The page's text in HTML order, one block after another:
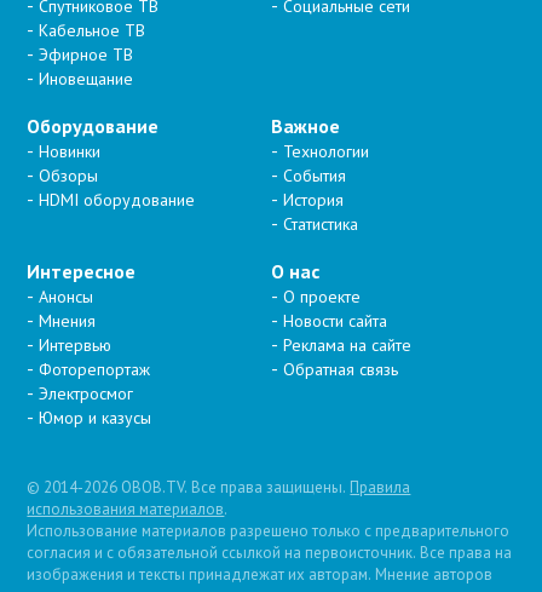
Спутниковое ТВ
Кабельное ТВ
Эфирное ТВ
Иновещание
Социальные сети
Оборудование
Новинки
Обзоры
HDMI оборудование
Важное
Технологии
События
История
Статистика
Интересное
Анонсы
Мнения
Интервью
Фоторепортаж
Электросмог
Юмор и казусы
О нас
О проекте
Новости сайта
Реклама на сайте
Обратная связь
© 2014-2026 OBOB.TV. Все права защищены. Правила
использования материалов.
Использование материалов разрешено только с предварительного
согласия и с обязательной ссылкой на первоисточник. Все права на
изображения и тексты принадлежат их авторам. Мнение авторов